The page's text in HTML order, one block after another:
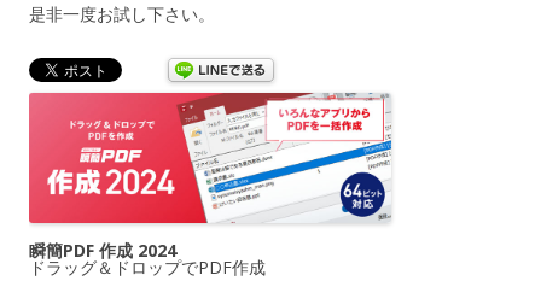
是非一度お試し下さい。
瞬簡PDF 作成 2024
ドラッグ＆ドロップでPDF作成